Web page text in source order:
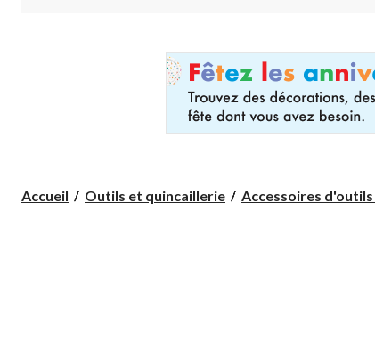
Accueil Outils et quincaillerie Accessoires d'outils